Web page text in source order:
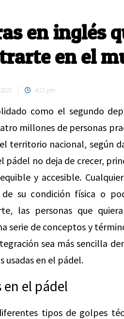
en inglés
en el
4:21 pm
como el segundo
millones de personas
territorio nacional, según
pádel no deja de crecer,
y accesible.
de su condición física o
las personas que
serie de conceptos y
sea más sencilla
usadas en el pádel.
en el pádel
tipos de golpes